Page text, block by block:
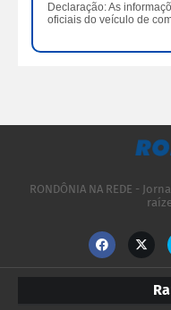
Declaração: As
oficiais do veículo de
RONDÔNIA NA REDE -